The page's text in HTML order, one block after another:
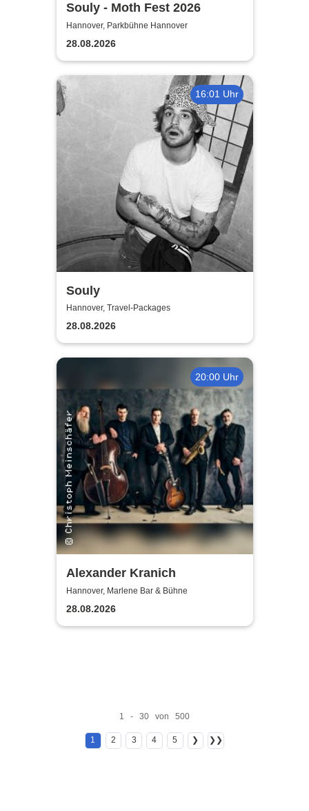
Souly - Moth Fest 2026
Hannover, Parkbühne Hannover
28.08.2026
16:01 Uhr
Souly
Hannover, Travel-Packages
28.08.2026
20:00 Uhr
Alexander Kranich
Hannover, Marlene Bar & Bühne
28.08.2026
1 - 30 von 500
1 2 3 4 5 ❯ ❯❯